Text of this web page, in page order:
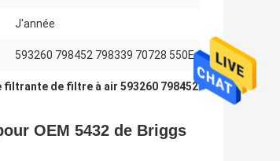
J'année
593260 798452 798339 70728 550E
filtrante de filtre à air 593260 798452
OEM 5432 de Briggs